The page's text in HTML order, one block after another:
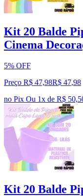
Kit 20 Balde
Cinema
5% OFF
Preço R$ 47,98R$ 47,98
no Pix Ou 1x de R$
Kit 20 Balde